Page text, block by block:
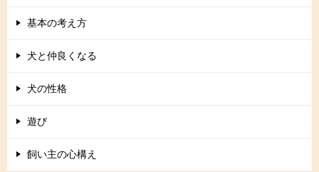
基本の考え方
犬と仲良くなる
犬の性格
遊び
飼い主の心構え